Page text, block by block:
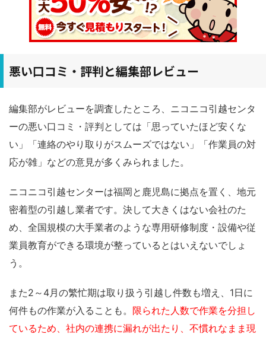
悪い口コミ・評判と編集部レビュー
編集部がレビューを調査したところ、ニコニコ引越センタ
ーの悪い口コミ・評判としては「思っていたほど安くな
い」「連絡のやり取りがスムーズではない」「作業員の対
応が雑」などの意見が多くみられました。
ニコニコ引越センターは福岡と鹿児島に拠点を置く、地元
密着型の引越し業者です。決して大きくはない会社のた
め、全国規模の大手業者のような専用研修制度・設備や従
業員教育ができる環境が整っているとはいえないでしょ
う。
また2～4月の繁忙期は取り扱う引越し件数も増え、1日に
何件もの作業が入ることも。 限られた人数で作業を分担し
ているため、社内の連携に漏れが出たり、不慣れなまま現